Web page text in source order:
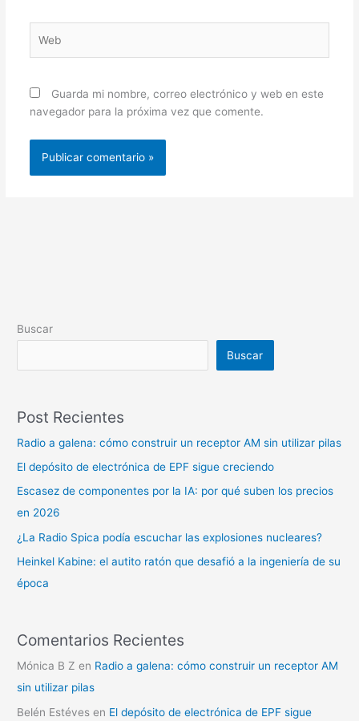
Guarda mi nombre, correo electrónico y web en este
navegador para la próxima vez que comente.
Buscar
Buscar
Post Recientes
Radio a galena: cómo construir un receptor AM sin utilizar pilas
El depósito de electrónica de EPF sigue creciendo
Escasez de componentes por la IA: por qué suben los precios
en 2026
¿La Radio Spica podía escuchar las explosiones nucleares?
Heinkel Kabine: el autito ratón que desafió a la ingeniería de su
época
Comentarios Recientes
Mónica B Z en Radio a galena: cómo construir un receptor AM
sin utilizar pilas
Belén Estéves en El depósito de electrónica de EPF sigue